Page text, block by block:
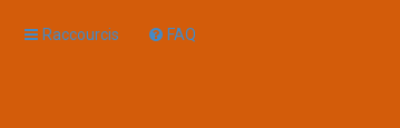
Raccourcis FAQ